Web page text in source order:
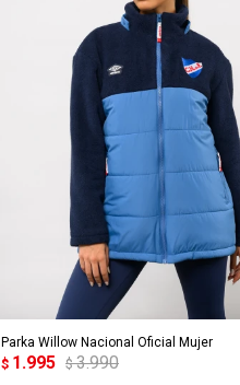
Parka Willow Nacional Oficial Mujer
$ 1.995 $ 3.990
AGREGAR AL CARRITO